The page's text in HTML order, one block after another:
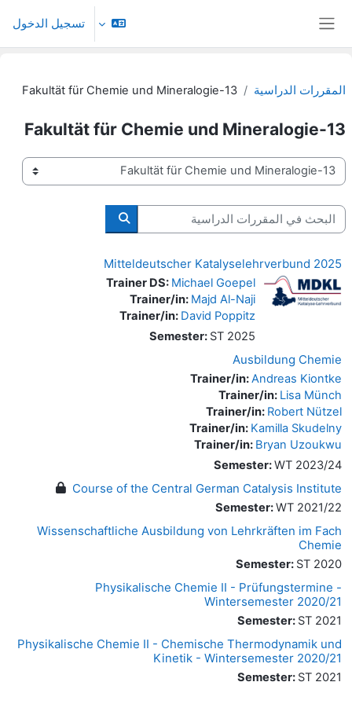
تسجيل الدخول
المقررات الدراسية 13-Fakultät für Chemie und Mineralogie
13-Fakultät für Chemie und Mineralogie
تصنيفات المقررات
البحث في المقررات الدراسية
البحث في المقررات
Mitteldeutscher Katalyselehrverbund 2025
Trainer DS: Michael Goepel
Trainer/in: Majd Al-Naji
Trainer/in: David Poppitz
Semester: ST 2025
Ausbildung Chemie
Trainer/in:Andreas Kiontke
Trainer/in: Lisa Münch
Trainer/in: Robert Nützel
Trainer/in: Kamilla Skudelny
Trainer/in: Bryan Uzoukwu
Semester:WT 2023/24
Course of the Central German Catalysis Institute
Semester:WT 2021/22
Wissenschaftliche Ausbildung von Lehrkräften im Fach
Chemie
Semester: ST 2020
Physikalische Chemie II - Prüfungstermine -
Wintersemester 2020/21
Semester: ST 2021
Physikalische Chemie II - Chemische Thermodynamik und
Kinetik - Wintersemester 2020/21
Semester: ST 2021